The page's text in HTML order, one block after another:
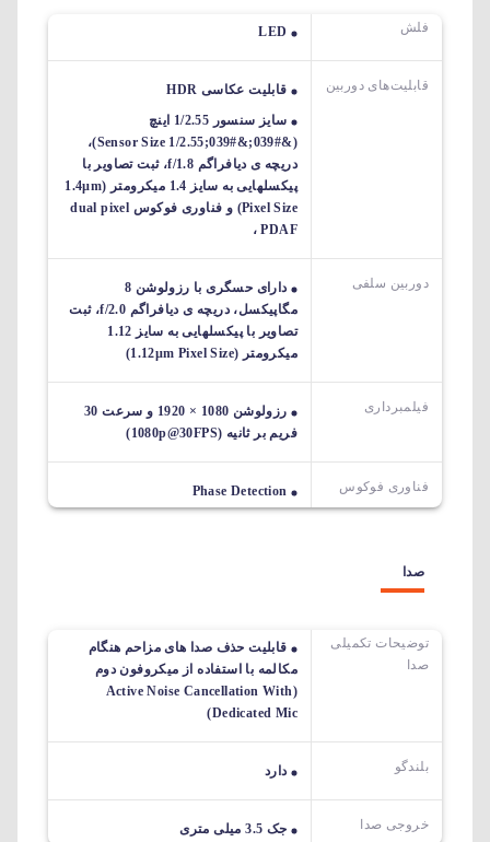
فلش LED
قابلیت‌های دوربین‌
قابلیت عکاسی HDR
سایز سنسور 1/2.55 اینچ
(&#039;&#039;Sensor Size 1/2.55)،
دریچه ی دیافراگم f/1.8، ثبت تصاویر با
پیکسل‎هایی به سایز 1.4 میکرومتر (1.4µm
Pixel Size) و فناوری فوکوس dual pixel
PDAF ،
دوربین سلفی
دارای حسگری با رزولوشن 8
مگاپیکسل، دریچه ی دیافراگم f/2.0، ثبت
تصاویر با پیکسل‎هایی به سایز 1.12
میکرومتر (1.12µm Pixel Size)
فیلمبرداری
رزولوشن 1080 × 1920 و سرعت 30
فریم بر ثانیه (1080p@30FPS)
فناوری فوکوس Phase Detection
صدا
توضیحات تکمیلی
صدا
قابلیت حذف صدا های مزاحم هنگام
مکالمه با استفاده از میکروفون دوم
(Active Noise Cancellation With
Dedicated Mic)
بلندگو دارد
خروجی صدا جک 3.5 میلی متری